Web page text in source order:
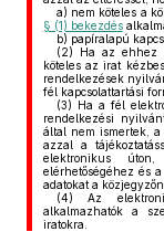
a) nem köteles a
§ (1) bekezdés
b) papíralapú
(2) Ha az ehhez
köteles az irat
rendelkezések
fél kapcsolattartási
(3) Ha a fél
rendelkezési
által nem ismertek, a
azzal a
elektronikus
elérhetőségéhez és
adatokat a
(4) Az
alkalmazhatók a
iratokra.